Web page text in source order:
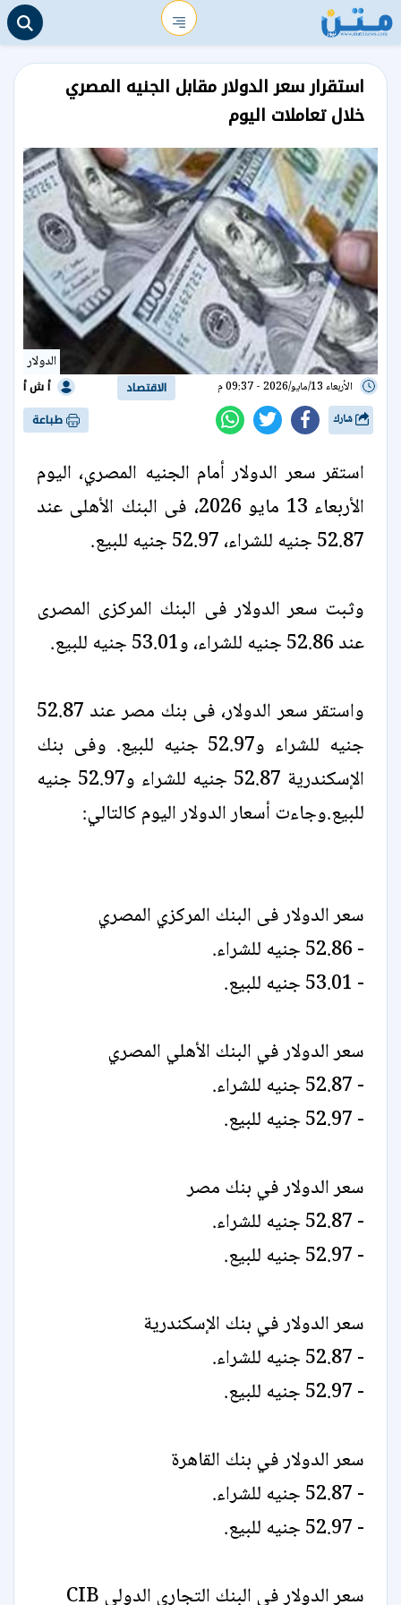
استقرار سعر الدولار مقابل الجنيه المصري
خلال تعاملات اليوم
الدولار
الأربعاء 13/مايو/2026 - 09:37 م الاقتصاد أ ش أ
طباعة
استقر سعر الدولار أمام الجنيه المصري، اليوم
الأربعاء 13 مايو 2026، فى البنك الأهلى عند
52.87 جنيه للشراء، 52.97 جنيه للبيع.
وثبت سعر الدولار فى البنك المركزى المصرى
عند 52.86 جنيه للشراء، و53.01 جنيه للبيع.
واستقر سعر الدولار، فى بنك مصر عند 52.87
جنيه للشراء و52.97 جنيه للبيع. وفى بنك
الإسكندرية 52.87 جنيه للشراء و52.97 جنيه
للبيع.وجاءت أسعار الدولار اليوم كالتالي:
سعر الدولار فى البنك المركزي المصري
- 52.86 جنيه للشراء.
- 53.01 جنيه للبيع.
سعر الدولار في البنك الأهلي المصري
- 52.87 جنيه للشراء.
- 52.97 جنيه للبيع.
سعر الدولار في بنك مصر
- 52.87 جنيه للشراء.
- 52.97 جنيه للبيع.
سعر الدولار في بنك الإسكندرية
- 52.87 جنيه للشراء.
- 52.97 جنيه للبيع.
سعر الدولار في بنك القاهرة
- 52.87 جنيه للشراء.
- 52.97 جنيه للبيع.
سعر الدولار في البنك التجاري الدولي CIB